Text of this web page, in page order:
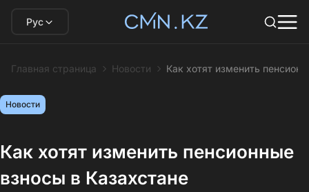
Рус
Главная страница Новости Как хотят изменить
Новости
Как хотят изменить пенсионные
взносы в Казахстане